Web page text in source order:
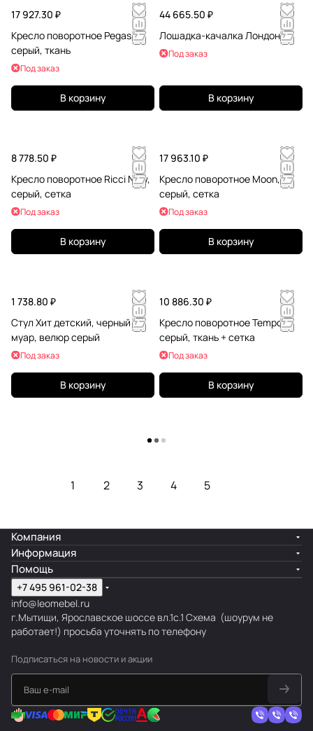
17 927.30 ₽
Кресло поворотное Pegas,
серый, ткань
Под заказ
В корзину
44 665.50 ₽
Лошадка-качалка Лондон
Под заказ
В корзину
8 778.50 ₽
Кресло поворотное Ricci New,
серый, сетка
Под заказ
В корзину
17 963.10 ₽
Кресло поворотное Moon,
серый, сетка
Под заказ
В корзину
1 738.80 ₽
Стул Хит детский, черный
муар, велюр серый
Под заказ
В корзину
10 886.30 ₽
Кресло поворотное Tempo,
серый, ткань + сетка
Под заказ
В корзину
Загрузить еще
1 2 3 4 5
Компания
Информация
Помощь
+7 495 961-02-38
info@leomebel.ru
г.Мытищи, Ярославское шоссе вл.1с.1 Схема (шоурум не
работает!) просьба уточнять по телефону
Подписаться на новости и акции